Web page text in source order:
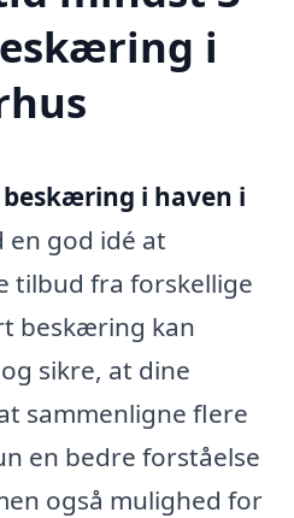
i
beskæring i haven i
en god idé at
tilbud fra forskellige
beskæring kan
sikre, at dine
sammenligne flere
en bedre forståelse
også mulighed for